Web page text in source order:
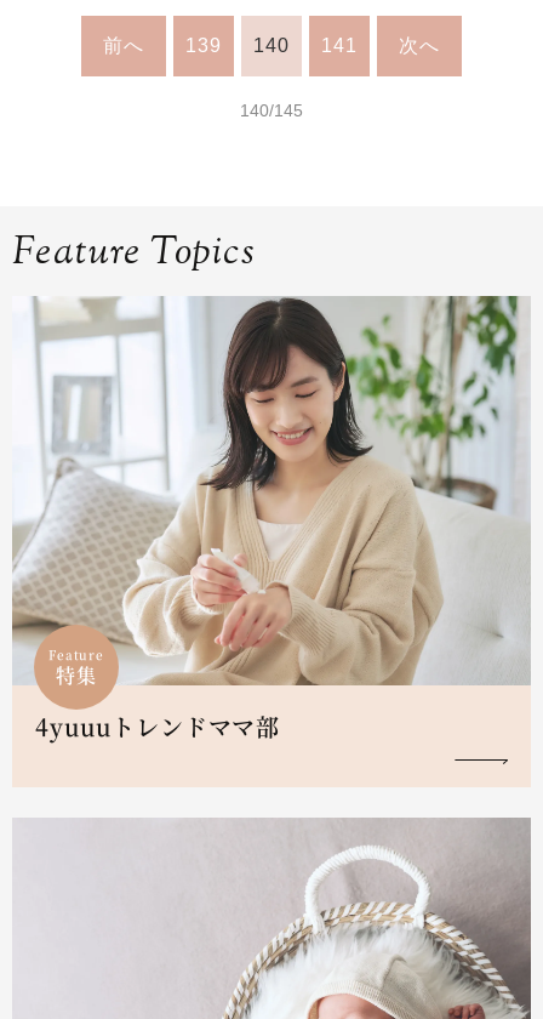
前へ 139 140 141 次へ
140/145
Feature Topics
Feature
特集
4yuuuトレンドママ部